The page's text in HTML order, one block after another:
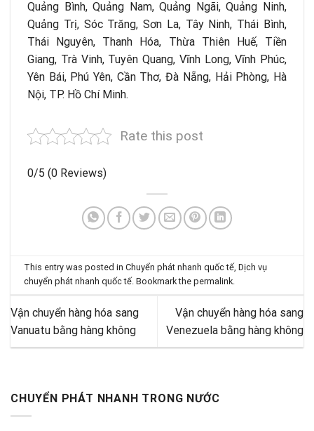
Quảng Bình, Quảng Nam, Quảng Ngãi, Quảng Ninh,
Quảng Trị, Sóc Trăng, Sơn La, Tây Ninh, Thái Bình,
Thái Nguyên, Thanh Hóa, Thừa Thiên Huế, Tiền
Giang, Trà Vinh, Tuyên Quang, Vĩnh Long, Vĩnh Phúc,
Yên Bái, Phú Yên, Cần Thơ, Đà Nẵng, Hải Phòng, Hà
Nội, TP. Hồ Chí Minh.
Rate this post
0/5 (0 Reviews)
This entry was posted inChuyển phát nhanh quốc tế,Dịch vụ
chuyển phát nhanh quốc tế. Bookmark thepermalink.
Vận chuyển hàng hóa sang
Vanuatu bằng hàng không
Vận chuyển hàng hóa sang
Venezuela bằng hàng không
CHUYỂN PHÁT NHANH TRONG NƯỚC